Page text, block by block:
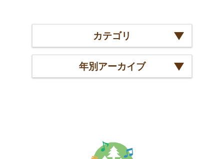
カテゴリ
年別アーカイブ